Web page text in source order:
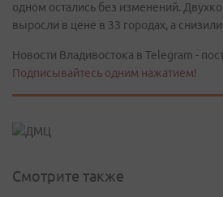
одном остались без изменений.
выросли в цене в 33 городах, а
Новости Владивостока в Telegram -
Подписывайтесь одним нажатием!
Смотрите также